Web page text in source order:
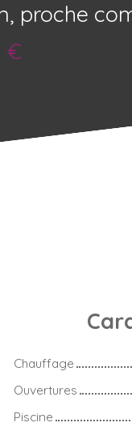
proche
€
Chauffage
Ouvertures
Piscine